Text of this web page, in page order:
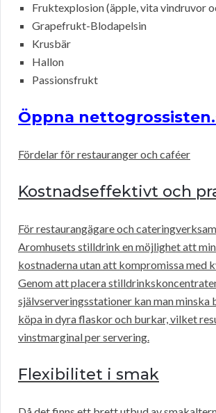
Fruktexplosion (äpple, vita vindruvor
Grapefrukt-Blodapelsin
Krusbär
Hallon
Passionsfrukt
Öppna
Fördelar för restauranger och caféer
Kostnadseffektivt och
För restaurangägare och
Aromhusets stilldrink en möjlighet att
kostnaderna utan att kompromissa med
Genom att placera
självserveringsstationer kan man minska
köpa in dyra flaskor och burkar, vilket
vinstmarginal per servering.
Flexibilitet i smak